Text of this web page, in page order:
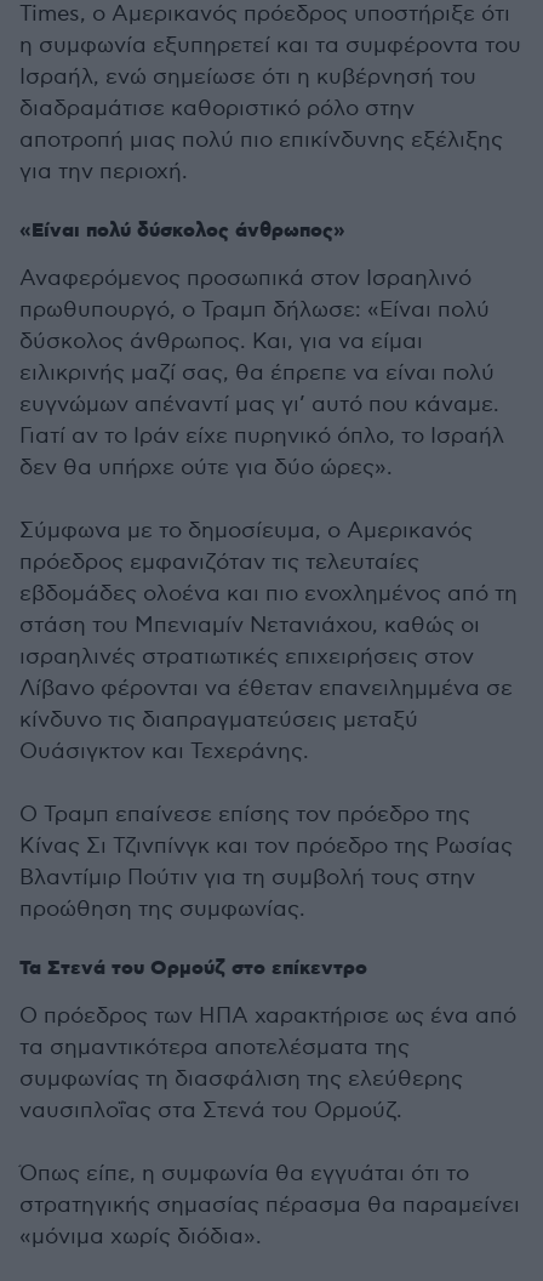
Times, ο Αμερικανός πρόεδρος υποστήριξε ότι
η συμφωνία εξυπηρετεί και τα συμφέροντα του
Ισραήλ, ενώ σημείωσε ότι η κυβέρνησή του
διαδραμάτισε καθοριστικό ρόλο στην
αποτροπή μιας πολύ πιο επικίνδυνης εξέλιξης
για την περιοχή.
«Είναι πολύ δύσκολος άνθρωπος»
Αναφερόμενος προσωπικά στον Ισραηλινό
πρωθυπουργό, ο Τραμπ δήλωσε: «Είναι πολύ
δύσκολος άνθρωπος. Και, για να είμαι
ειλικρινής μαζί σας, θα έπρεπε να είναι πολύ
ευγνώμων απέναντί μας γι’ αυτό που κάναμε.
Γιατί αν το Ιράν είχε πυρηνικό όπλο, το Ισραήλ
δεν θα υπήρχε ούτε για δύο ώρες».
Σύμφωνα με το δημοσίευμα, ο Αμερικανός
πρόεδρος εμφανιζόταν τις τελευταίες
εβδομάδες ολοένα και πιο ενοχλημένος από τη
στάση του Μπενιαμίν Νετανιάχου, καθώς οι
ισραηλινές στρατιωτικές επιχειρήσεις στον
Λίβανο φέρονται να έθεταν επανειλημμένα σε
κίνδυνο τις διαπραγματεύσεις μεταξύ
Ουάσιγκτον και Τεχεράνης.
Ο Τραμπ επαίνεσε επίσης τον πρόεδρο της
Κίνας Σι Τζινπίνγκ και τον πρόεδρο της Ρωσίας
Βλαντίμιρ Πούτιν για τη συμβολή τους στην
προώθηση της συμφωνίας.
Τα Στενά του Ορμούζ στο επίκεντρο
Ο πρόεδρος των ΗΠΑ χαρακτήρισε ως ένα από
τα σημαντικότερα αποτελέσματα της
συμφωνίας τη διασφάλιση της ελεύθερης
ναυσιπλοΐας στα Στενά του Ορμούζ.
Όπως είπε, η συμφωνία θα εγγυάται ότι το
στρατηγικής σημασίας πέρασμα θα παραμείνει
«μόνιμα χωρίς διόδια».